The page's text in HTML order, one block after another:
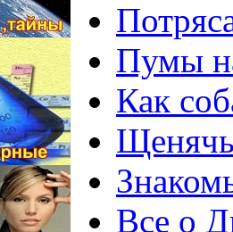
Пумы
Как
Все о